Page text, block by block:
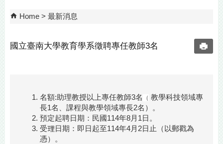
Home 最新消息
國立臺南大學教育學系徵聘專任教師3名
名額:助理教授以上專任教師3名 （ 教學科技領域專
長1名、課程與教學領域專長2名）。
預定起聘日期：民國114年8月1日。
受理日期：即日起至114年4月2日止（以郵戳為
憑）。